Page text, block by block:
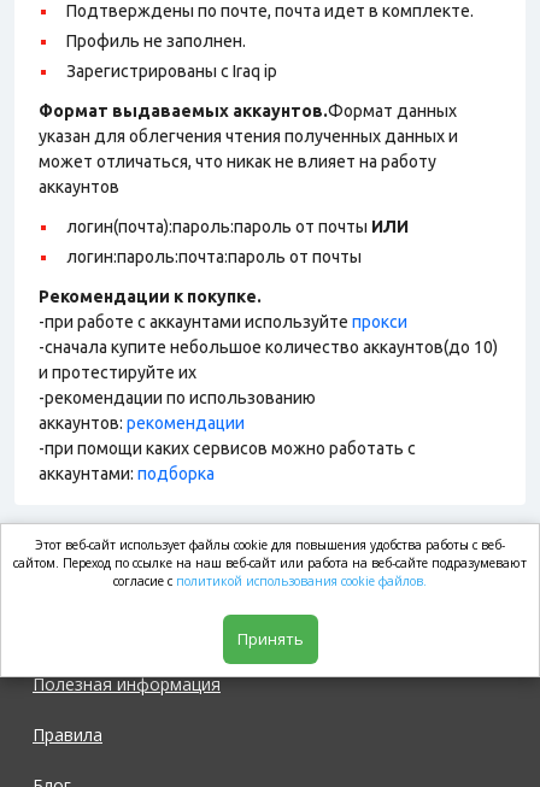
Подтверждены по почте, почта идет в комплекте.
Профиль не заполнен.
Зарегистрированы с Iraq ip
Формат выдаваемых аккаунтов.Формат данных
указан для облегчения чтения полученных данных и
может отличаться, что никак не влияет на работу
аккаунтов
логин(почта):пароль:пароль от почты ИЛИ
логин:пароль:почта:пароль от почты
Рекомендации к покупке.
-при работе с аккаунтами используйте прокси
-сначала купите небольшое количество аккаунтов(до 10)
и протестируйте их
-рекомендации по использованию
аккаунтов: рекомендации
-при помощи каких сервисов можно работать с
аккаунтами: подборка
market.com
Полезная информация
Правила
Этот веб-сайт использует файлы cookie для повышения удобства работы с веб-
сайтом. Переход по ссылке на наш веб-сайт или работа на веб-сайте подразумевают
согласие с политикой использования cookie файлов.
Принять